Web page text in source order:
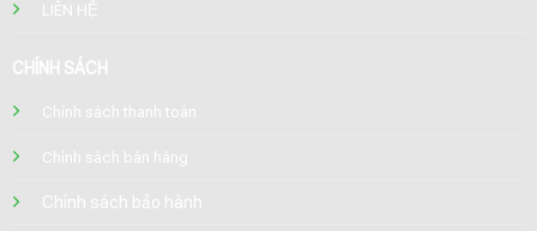
LIÊN HỆ
CHÍNH SÁCH
Chính sách thanh toán
Chính sách bán hàng
Chính sách bảo hành